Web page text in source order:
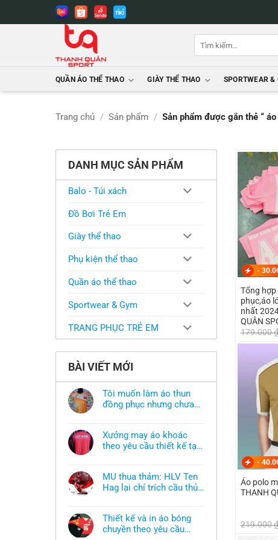
Tìm
QUẦN ÁO THỂ THAO GIÀY THỂ THAO SPORTWEAR &
Trang chủ / Sản phẩm / Sản phẩm được gắn thẻ “
DANH MỤC SẢN PHẨM
Balo - Túi xách
Đồ Bơi Trẻ Em
Giày thể thao
Phụ kiện thể thao
Quần áo thể thao
Sportwear & Gym
TRANG PHỤC TRẺ EM
BÀI VIẾT MỚI
Tôi muốn làm áo thun
đồng phục nhưng chưa
bình
luận
ở
áo
thun
đồng
có
mẫu
thì
Xưởng may áo khoác
theo yêu cầu thiết kế tại
bình
luận
ở
Xưởng
khoác
theo
yêu
MU thua thảm: HLV Ten
Hag lại chỉ trích cầu thủ,
bình
luận
ở
Thiết kế và in áo bóng
chuyền theo yêu cầu
-
Tổng hợp
phục,áo
nhất
QUÂN
179.000₫
-
Áo polo
THANH
219.000₫